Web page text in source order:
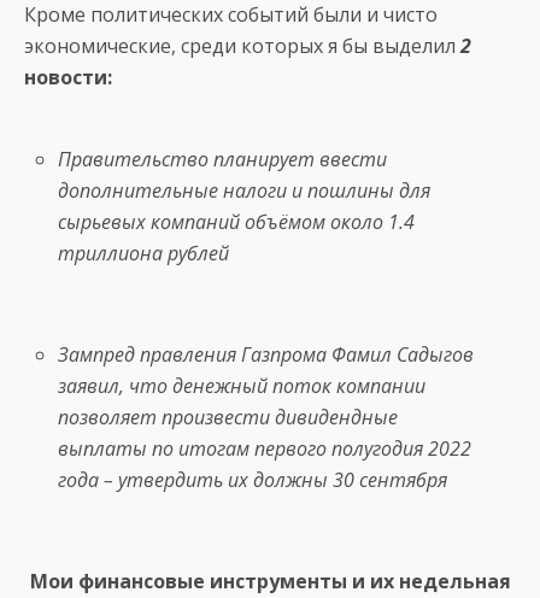
Кроме политических событий были и чисто
экономические, среди которых я бы выделил2
новости:
Правительство планирует ввести
дополнительные налоги и пошлины для
сырьевых компаний объёмом около 1.4
триллиона рублей
Зампред правления Газпрома Фамил Садыгов
заявил, что денежный поток компании
позволяет произвести дивидендные
выплаты по итогам первого полугодия 2022
года – утвердить их должны 30 сентября
Мои финансовые инструменты и их недельная